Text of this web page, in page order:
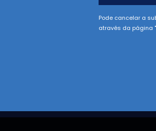
Pode cancelar a
através da página